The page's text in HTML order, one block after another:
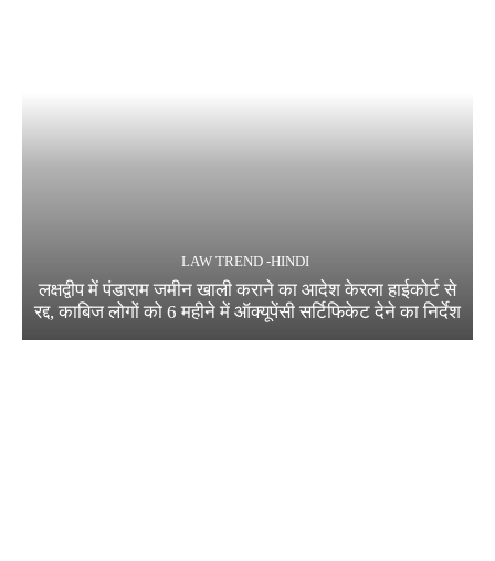
LAW TREND -HINDI
लक्षद्वीप में पंडाराम जमीन खाली कराने का आदेश केरला हाईकोर्ट से
रद्द, काबिज लोगों को 6 महीने में ऑक्यूपेंसी सर्टिफिकेट देने का निर्देश